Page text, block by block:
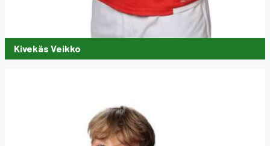
Kivekäs Veikko